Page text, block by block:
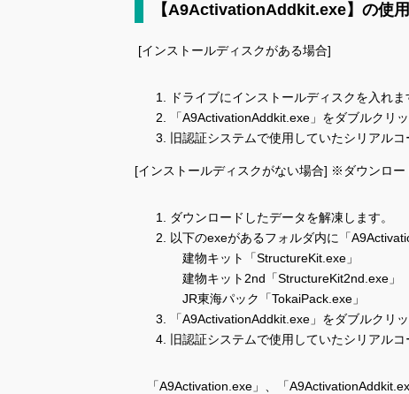
【A9ActivationAddkit.exe】の使
[インストールディスクがある場合]
ドライブにインストールディスクを入れま
「A9ActivationAddkit.exe」をダブルクリ
旧認証システムで使用していたシリアル
[インストールディスクがない場合] ※ダウンロー
ダウンロードしたデータを解凍します。
以下のexeがあるフォルダ内に「
建物キット「StructureKit.exe」
建物キット2nd「StructureKit2nd.exe」
JR東海パック「TokaiPack.exe」
「A9ActivationAddkit.exe」をダブルクリ
旧認証システムで使用していたシリアル
「A9Activation.exe」、「